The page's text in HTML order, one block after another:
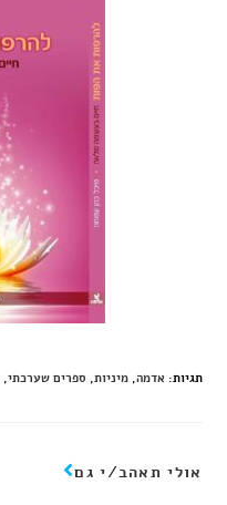
תגיות:אדמה, מיניות, ספרים שערכתי,
אולי תאהב/י גם